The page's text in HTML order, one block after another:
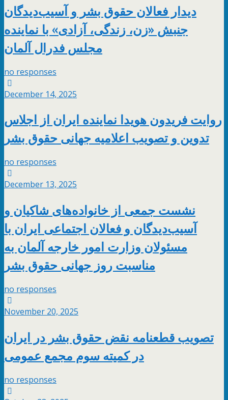
دیدار فعالان حقوق بشر و آسیب‌دیدگان
جنبش «زن، زندگی، آزادی» با نماینده
مجلس فدرال آلمان
no responses
December 14, 2025
روایت فریدون هویدا نماینده ایران از اجلاس
تدوین و تصویب اعلامیه جهانی حقوق بشر
no responses
December 13, 2025
نشست جمعی از خانواده‌های شاکیان و
آسیب‌دیدگان و فعالان اجتماعی ایران با
مسئولان وزارت امور خارجه آلمان به
مناسبت روز جهانی حقوق بشر
no responses
November 20, 2025
تصویب قطعنامه‌ نقض حقوق بشر در ایران
در کمیته سوم مجمع عمومی
no responses